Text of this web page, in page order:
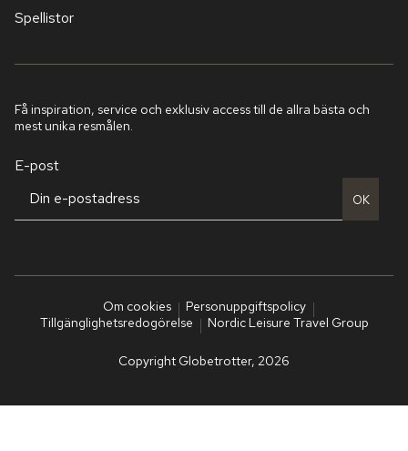
Spellistor
Få inspiration, service och exklusiv access till de allra bästa och
mest unika resmålen.
E-post
OK
Om cookies
Personuppgiftspolicy
Tillgänglighetsredogörelse
Nordic Leisure Travel Group
Copyright Globetrotter, 2026